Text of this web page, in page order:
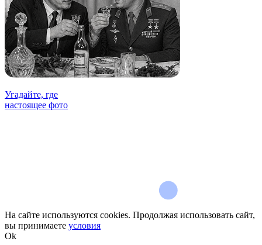
— горячая линия Роспотребнадзора: 8-800-555-49-43;
— горячая линия Роструда: 8-800-707-88-41;
— горячая линия Департамента здравоохранения
Москвы: +7 (495) 870-45-09.
Угадайте, где
настоящее фото
На сайте используются cookies. Продолжая использовать сайт,
вы принимаете условия
Ok